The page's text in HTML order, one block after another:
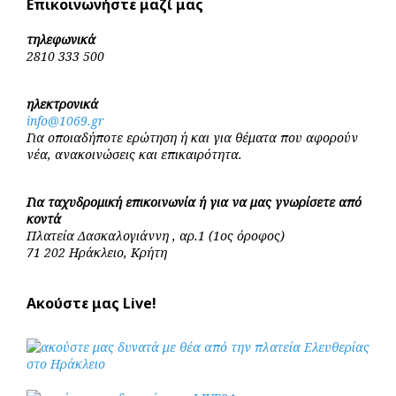
Επικοινωνήστε μαζί μας
τηλεφωνικά
2810 333 500
ηλεκτρονικά
info@1069.gr
Για οποιαδήποτε ερώτηση ή και για θέματα που αφορούν
νέα, ανακοινώσεις και επικαιρότητα.
Για ταχυδρομική επικοινωνία ή για να μας γνωρίσετε από
κοντά
Πλατεία Δασκαλογιάννη , αρ.1 (1ος όροφος)
71 202 Ηράκλειο, Κρήτη
Ακούστε μας Live!